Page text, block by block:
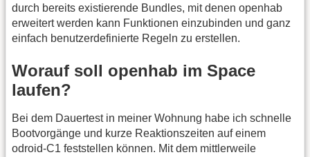
durch bereits existierende Bundles, mit denen openhab
erweitert werden kann Funktionen einzubinden und ganz
einfach benutzerdefinierte Regeln zu erstellen.
Worauf soll openhab im Space
laufen?
Bei dem Dauertest in meiner Wohnung habe ich schnelle
Bootvorgänge und kurze Reaktionszeiten auf einem
odroid-C1 feststellen können. Mit dem mittlerweile